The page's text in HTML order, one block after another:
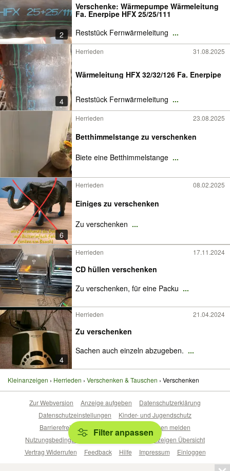
2
Verschenke: Wärmepumpe Wärmeleitung
Fa. Enerpipe HFX 25/25/111
Reststück Fernwärmeleitung ...
4
Herrieden 31.08.2025
Wärmeleitung HFX 32/32/126 Fa. Enerpipe
Reststück Fernwärmeleitung ...
Herrieden 23.08.2025
Betthimmelstange zu verschenken
Biete eine Betthimmelstange ...
6
Herrieden 08.02.2025
Einiges zu verschenken
Zu verschenken ...
Herrieden 17.11.2024
CD hüllen verschenken
Zu verschenken, für eine Packu ...
4
Herrieden 21.04.2024
Zu verschenken
Sachen auch einzeln abzugeben. ...
Kleinanzeigen Herrieden Verschenken & Tauschen Verschenken
Filter anpassen
Zur Webversion Anzeige aufgeben
Datenschutzerklärung
Datenschutzeinstellungen
Kinder- und Jugendschutz
Barrierefreiheitserklärung
Sicherheitslücken melden
Nutzungsbedingungen
Beliebte Suchen
Anzeigen Übersicht
Vertrag Widerrufen
Feedback Hilfe Impressum Einloggen